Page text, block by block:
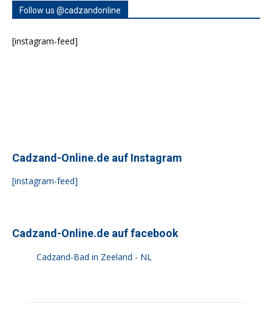
Follow us @cadzandonline
[instagram-feed]
Cadzand-Online.de auf Instagram
[instagram-feed]
Cadzand-Online.de auf facebook
Cadzand-Bad in Zeeland - NL